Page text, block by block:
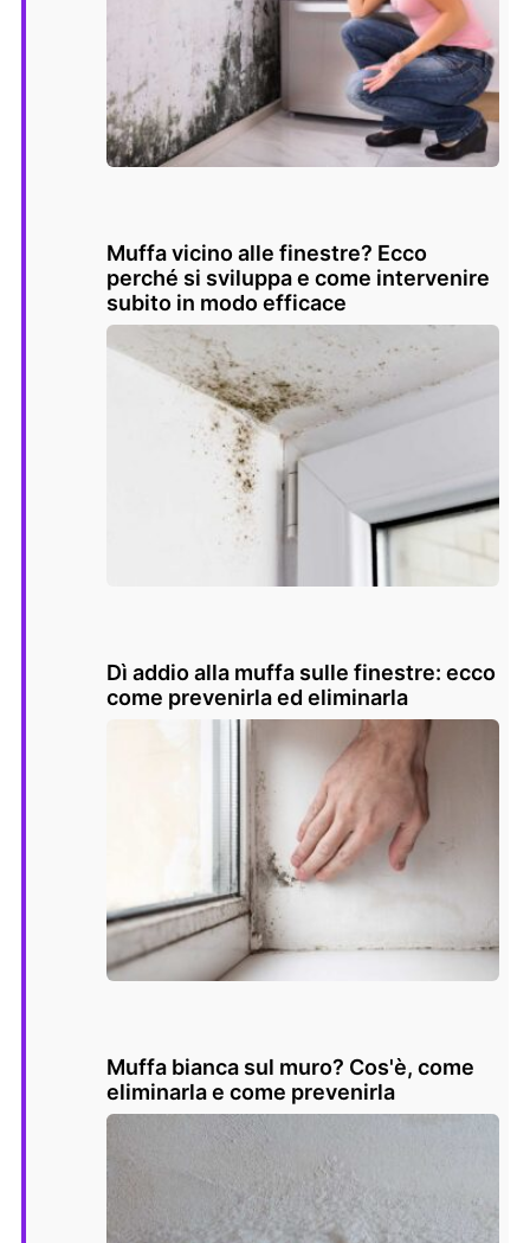
Muffa vicino alle finestre? Ecco
perché si sviluppa e come intervenire
subito in modo efficace
Dì addio alla muffa sulle finestre: ecco
come prevenirla ed eliminarla
Muffa bianca sul muro? Cos'è, come
eliminarla e come prevenirla